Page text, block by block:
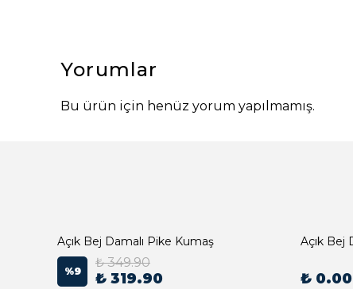
Yorumlar
Bu ürün için henüz yorum yapılmamış.
Açık Bej Damalı Pike Kumaş
%9
₺ 349.90
₺ 319.90 ₺ 0.00